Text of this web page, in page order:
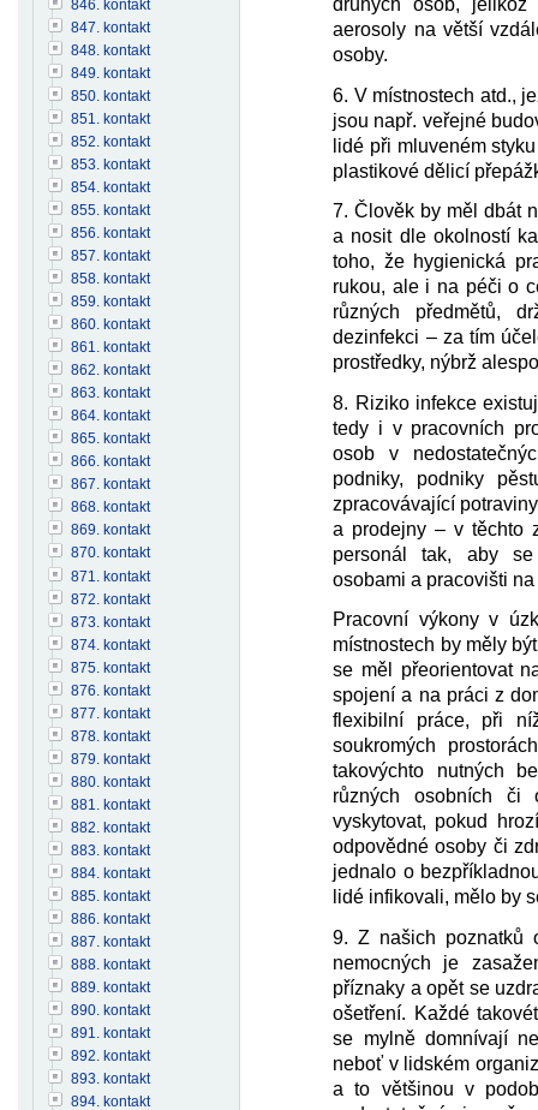
druhých osob,
aerosoly na větší
osoby.
6. V místnostech atd.,
jsou např. veřejné
lidé při mluveném
plastikové dělicí
7. Člověk by měl dbát
a nosit dle okolností
toho, že hygienická
rukou, ale i na péči o
různých předmětů,
dezinfekci – za tím
prostředky, nýbrž
8. Riziko infekce
tedy i v pracovních
osob v
podniky, podniky
zpracovávající
a prodejny – v těchto
personál tak, aby se
osobami a pracovišti na
Pracovní výkony v
místnostech by měly
se měl přeorientovat
spojení a na práci z
flexibilní práce, při
soukromých
takovýchto nutných
různých osobních či
vyskytovat, pokud
odpovědné osoby či
jednalo o
lidé infikovali, mělo by
9. Z našich poznatků
nemocných je
příznaky a opět se
ošetření. Každé
se mylně domnívají
neboť v lidském
a to většinou v
846. kontakt
847. kontakt
848. kontakt
849. kontakt
850. kontakt
851. kontakt
852. kontakt
853. kontakt
854. kontakt
855. kontakt
856. kontakt
857. kontakt
858. kontakt
859. kontakt
860. kontakt
861. kontakt
862. kontakt
863. kontakt
864. kontakt
865. kontakt
866. kontakt
867. kontakt
868. kontakt
869. kontakt
870. kontakt
871. kontakt
872. kontakt
873. kontakt
874. kontakt
875. kontakt
876. kontakt
877. kontakt
878. kontakt
879. kontakt
880. kontakt
881. kontakt
882. kontakt
883. kontakt
884. kontakt
885. kontakt
886. kontakt
887. kontakt
888. kontakt
889. kontakt
890. kontakt
891. kontakt
892. kontakt
893. kontakt
894. kontakt